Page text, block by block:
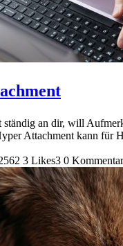
an dir, will
Attachment kann für
3 Likes3 0